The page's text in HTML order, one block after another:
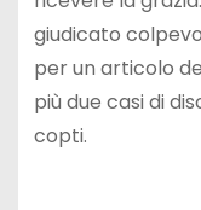
giudicato
per un articolo
più due casi di
copti.